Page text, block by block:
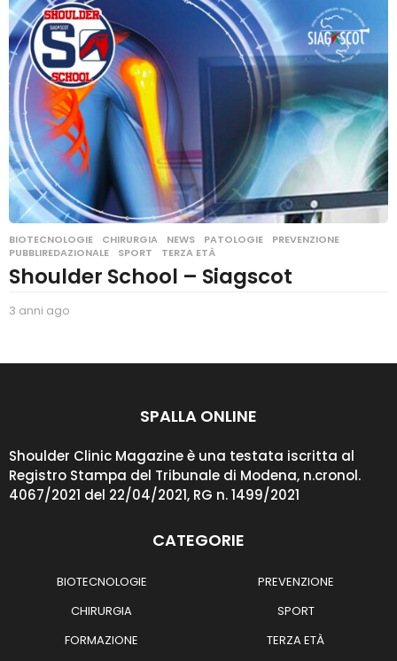
i
a
g
o
BIOTECNOLOGIE ,CHIRURGIA ,NEWS ,PATOLOGIE ,PREVENZIONE
PUBBLIREDAZIONALE
,SPORT ,TERZA ETÀ
Shoulder School – Siagscot
3 anni ago
n
SPALLA ONLINE
Shoulder Clinic Magazine è una testata iscritta al
Registro Stampa del Tribunale di Modena, n.cronol.
4067/2021 del 22/04/2021, RG n. 1499/2021
CATEGORIE
BIOTECNOLOGIE
CHIRURGIA
FORMAZIONE
PREVENZIONE
SPORT
TERZA ETÀ